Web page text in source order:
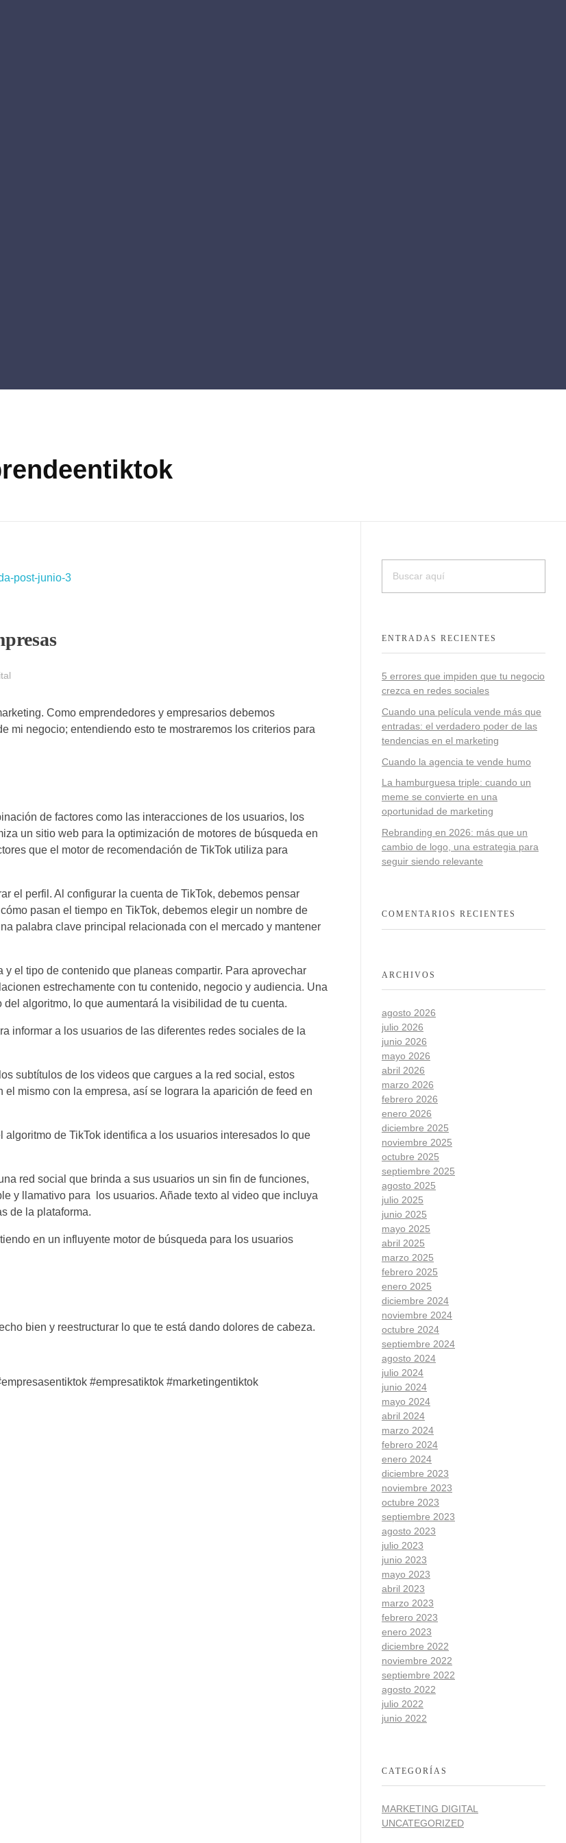
Como emprendedores y empresarios debemos
mi negocio; entendiendo esto te mostraremos los criterios para
de factores como las interacciones de los usuarios, los
un sitio web para la optimización de motores de búsqueda en
que el motor de recomendación de TikTok utiliza para
el perfil. Al configurar la cuenta de TikTok, debemos pensar
pasan el tiempo en TikTok, debemos elegir un nombre de
palabra clave principal relacionada con el mercado y mantener
el tipo de contenido que planeas compartir. Para aprovechar
estrechamente con tu contenido, negocio y audiencia. Una
algoritmo, lo que aumentará la visibilidad de tu cuenta.
informar a los usuarios de las diferentes redes sociales de la
subtítulos de los videos que cargues a la red social, estos
mismo con la empresa, así se lograra la aparición de feed en
algoritmo de TikTok identifica a los usuarios interesados lo que
red social que brinda a sus usuarios un sin fin de funciones,
y llamativo para los usuarios. Añade texto al video que incluya
de la plataforma.
en un influyente motor de búsqueda para los usuarios
bien y reestructurar lo que te está dando dolores de cabeza.
#empresatiktok #marketingentiktok
ENTRADAS RECIENTES
5 errores que impiden que tu negocio
crezca en redes sociales
Cuando una película vende más que
entradas: el verdadero poder de las
tendencias en el marketing
Cuando la agencia te vende humo
La hamburguesa triple: cuando un
meme se convierte en una
oportunidad de marketing
Rebranding en 2026: más que un
cambio de logo, una estrategia para
seguir siendo relevante
COMENTARIOS RECIENTES
ARCHIVOS
agosto 2026
julio 2026
junio 2026
mayo 2026
abril 2026
marzo 2026
febrero 2026
enero 2026
diciembre 2025
noviembre 2025
octubre 2025
septiembre 2025
agosto 2025
julio 2025
junio 2025
mayo 2025
abril 2025
marzo 2025
febrero 2025
enero 2025
diciembre 2024
noviembre 2024
octubre 2024
septiembre 2024
agosto 2024
julio 2024
junio 2024
mayo 2024
abril 2024
marzo 2024
febrero 2024
enero 2024
diciembre 2023
noviembre 2023
octubre 2023
septiembre 2023
agosto 2023
julio 2023
junio 2023
mayo 2023
abril 2023
marzo 2023
febrero 2023
enero 2023
diciembre 2022
noviembre 2022
septiembre 2022
agosto 2022
julio 2022
junio 2022
CATEGORÍAS
MARKETING DIGITAL
UNCATEGORIZED